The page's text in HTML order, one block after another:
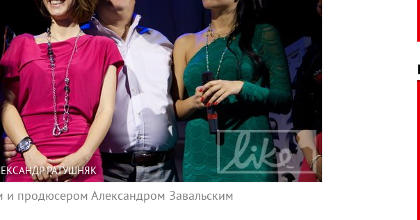
РАТУШНЯК
и продюсером Александром Завальским